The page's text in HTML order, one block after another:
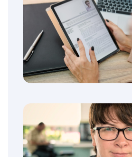
Parcoursup : Fini la
choisit vos vœux avec
simplissime
Exemple de CV type